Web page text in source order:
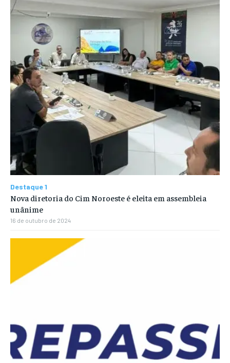
Destaque 1
Nova diretoria do Cim Noroeste é eleita em assembleia
unânime
16 de outubro de 2024